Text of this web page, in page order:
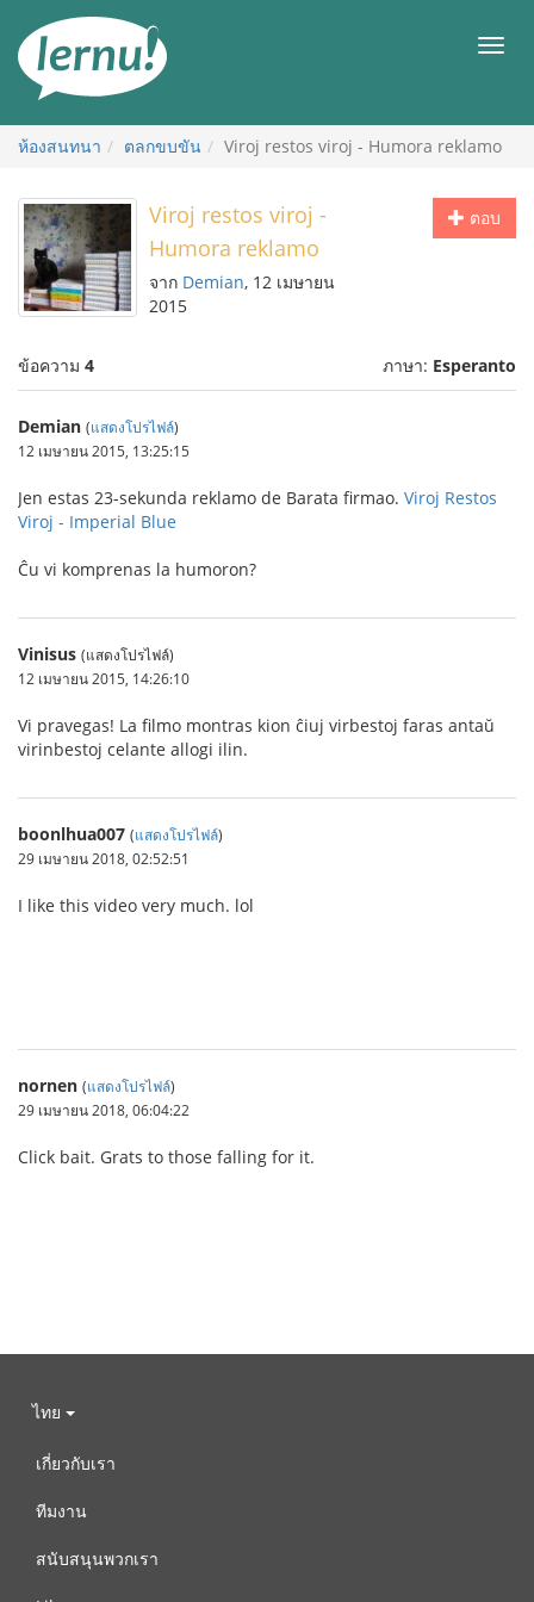
สารบัญ
เมนู
ห้องสนทนา ตลกขบขัน Viroj restos viroj - Humora reklamo
ตอบ
Viroj restos viroj -
Humora reklamo
จาก Demian, 12 เมษายน
2015
ข้อความ 4 ภาษา: Esperanto
Demian (แสดงโปรไฟล์)
12 เมษายน 2015, 13:25:15
Jen estas 23-sekunda reklamo de Barata firmao. Viroj Restos
Viroj - Imperial Blue
Ĉu vi komprenas la humoron?
Vinisus (แสดงโปรไฟล์)
12 เมษายน 2015, 14:26:10
Vi pravegas! La filmo montras kion ĉiuj virbestoj faras antaŭ
virinbestoj celante allogi ilin.
boonlhua007 (แสดงโปรไฟล์)
29 เมษายน 2018, 02:52:51
I like this video very much. lol
nornen (แสดงโปรไฟล์)
29 เมษายน 2018, 06:04:22
Click bait. Grats to those falling for it.
ไทย
เกี่ยวกับเรา
ทีมงาน
สนับสนุนพวกเรา